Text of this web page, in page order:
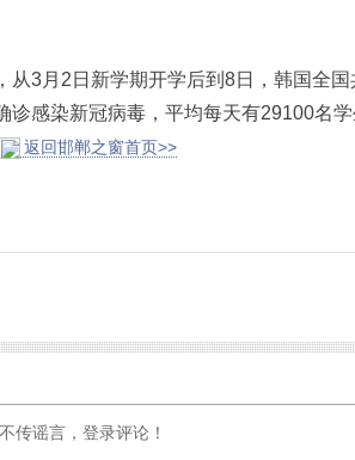
3月2日新学期开学后到8日，韩国全国
诊感染新冠病毒，平均每天有29100名
返回邯郸之窗首页>>